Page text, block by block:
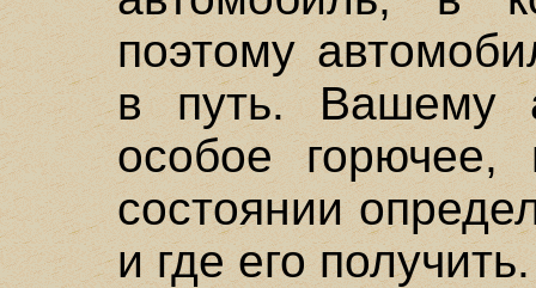
поэтому
в путь. Вашему
особое
состоянии
и где его получить.